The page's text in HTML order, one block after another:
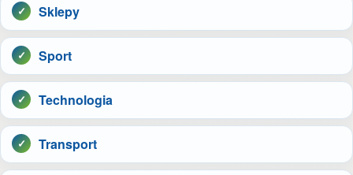
Sklepy
Sport
Technologia
Transport